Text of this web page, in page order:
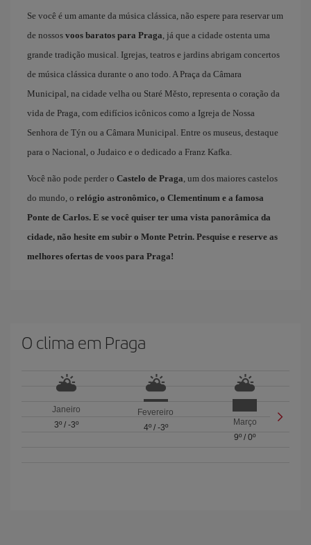
Se você é um amante da música clássica, não espere para reservar um
de nossos voos baratos para Praga, já que a cidade ostenta uma
grande tradição musical. Igrejas, teatros e jardins abrigam concertos
de música clássica durante o ano todo. A Praça da Câmara
Municipal, na cidade velha ou Staré Město, representa o coração da
vida de Praga, com edifícios icônicos como a Igreja de Nossa
Senhora de Týn ou a Câmara Municipal. Entre os museus, destaque
para o Nacional, o Judaico e o dedicado a Franz Kafka.
Você não pode perder o Castelo de Praga, um dos maiores castelos
do mundo, o relógio astronômico, o Clementinum e a famosa
Ponte de Carlos. E se você quiser ter uma vista panorâmica da
cidade, não hesite em subir o Monte Petrin. Pesquise e reserve as
melhores ofertas de voos para Praga!
O clima em Praga
Janeiro
3º/ -3º
Fevereiro
4º/ -3º
Março
9º /0º